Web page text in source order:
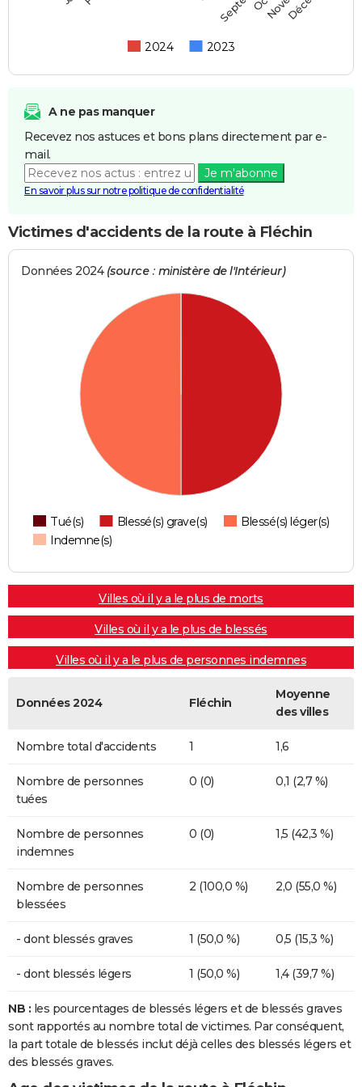
2024 2023
A ne pas manquer
Recevez nos astuces et bons plans directement par e-
mail.
Je m'abonne
En savoir plus sur notre politique de confidentialité
Victimes d'accidents de la route à Fléchin
Données 2024 (source : ministère de l'Intérieur)
Tué(s) Blessé(s) grave(s)
Blessé(s) léger(s)
Indemne(s)
Villes où il y a le plus de morts
Villes où il y a le plus de blessés
Villes où il y a le plus de personnes indemnes
Données 2024 Fléchin
Moyenne
des villes
Nombre total d'accidents 1 1,6
Nombre de personnes
tuées
0 (0) 0,1 (2,7 %)
Nombre de personnes
indemnes
0 (0) 1,5 (42,3 %)
Nombre de personnes
blessées
2 (100,0 %) 2,0 (55,0 %)
- dont blessés graves 1 (50,0 %) 0,5 (15,3 %)
- dont blessés légers 1 (50,0 %) 1,4 (39,7 %)
NB : les pourcentages de blessés légers et de blessés graves
sont rapportés au nombre total de victimes. Par conséquent,
la part totale de blessés inclut déjà celles des blessés légers et
des blessés graves.